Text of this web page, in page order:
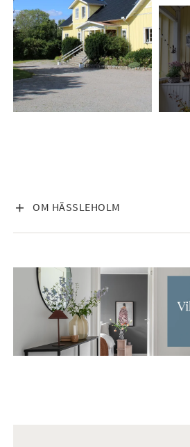
OM HÄSSLEHOLM
VISA INNEHÅLL